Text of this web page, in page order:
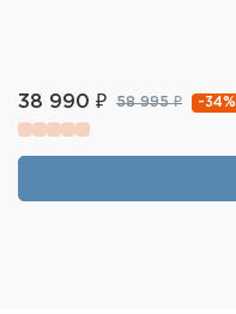
38 990 ₽ 58 995 ₽ -34%